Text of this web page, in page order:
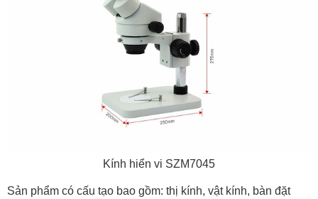
Kính hiển vi SZM7045
Sản phẩm có cấu tạo bao gồm: thị kính, vật kính, bàn đặt